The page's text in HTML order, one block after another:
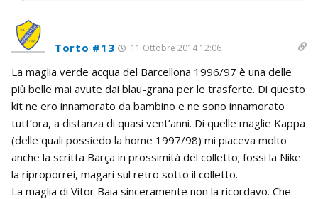
Torto #13 11 Ottobre 2014 12:06
La maglia verde acqua del Barcellona 1996/97 è una delle
più belle mai avute dai blau-grana per le trasferte. Di questo
kit ne ero innamorato da bambino e ne sono innamorato
tutt’ora, a distanza di quasi vent’anni. Di quelle maglie Kappa
(delle quali possiedo la home 1997/98) mi piaceva molto
anche la scritta Barça in prossimità del colletto; fossi la Nike
la riproporrei, magari sul retro sotto il colletto.
La maglia di Vitor Baia sinceramente non la ricordavo. Che